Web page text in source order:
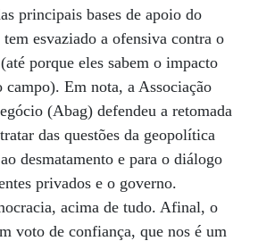
principais bases de apoio do
esvaziado a ofensiva contra o
porque eles sabem o impacto
campo). Em nota, a Associação
(Abag) defendeu a retomada
das questões da geopolítica
desmatamento e para o diálogo
privados e o governo.
acima de tudo. Afinal, o
voto de confiança, que nos é um